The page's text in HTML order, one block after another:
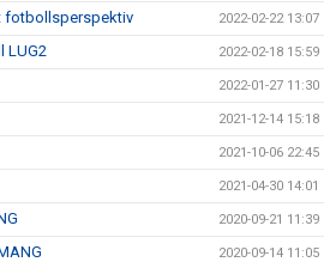
fotbollsperspektiv 2022-02-22 13:07
LUG2 2022-02-18 15:59
2022-01-27 11:30
2021-12-14 15:18
2021-10-06 22:45
2021-04-30 14:01
2020-09-21 11:39
2020-09-14 11:05